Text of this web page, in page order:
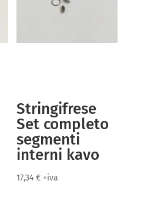
Stringifrese
Set completo
segmenti
interni kavo
17,34€ +iva